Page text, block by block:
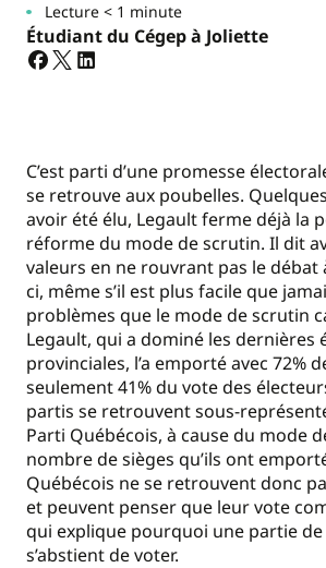
Lecture < 1 minute
Étudiant du Cégep à Joliette
C’est parti d’une promesse
se retrouve aux poubelles.
avoir été élu, Legault ferme déjà la
réforme du mode de scrutin. Il dit
valeurs en ne rouvrant pas le débat
ci, même s’il est plus facile que
problèmes que le mode de scrutin
Legault, qui a dominé les dernières
provinciales, l’a emporté avec 72%
seulement 41% du vote des
partis se retrouvent sous-
Parti Québécois, à cause du mode
nombre de sièges qu’ils ont
Québécois ne se retrouvent donc
et peuvent penser que leur vote
qui explique pourquoi une partie
s’abstient de voter.